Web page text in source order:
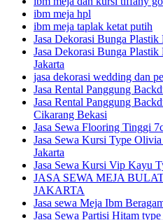
ibm meja hpl
ibm meja taplak ketat putih
Jasa Dekorasi Bunga
Jasa Dekorasi Bunga
Jakarta
jasa dekorasi wedding dan
Jasa Rental Panggung
Jasa Rental Panggung
Cikarang Bekasi
Jasa Sewa Flooring Tinggi
Jasa Sewa Kursi Type
Jakarta
Jasa Sewa Kursi Vip Kayu
JASA SEWA MEJA
JAKARTA
Jasa sewa Meja Ibm
Jasa Sewa Partisi Hitam